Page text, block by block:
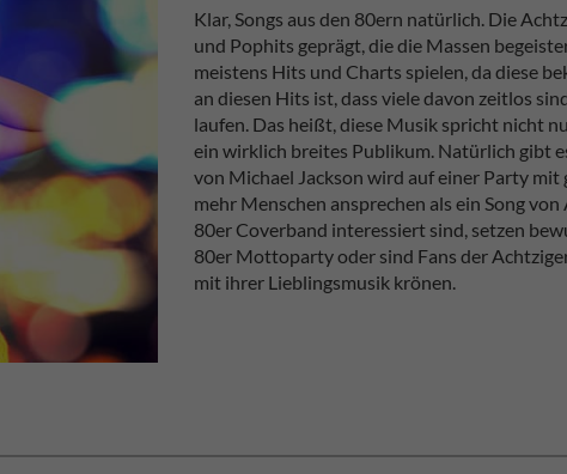
Klar, Songs aus den 80ern natürlich. Die
und Pophits geprägt, die die Massen
meistens Hits und Charts spielen, da diese
an diesen Hits ist, dass viele davon zeitlos
laufen. Das heißt, diese Musik spricht nicht
ein wirklich breites Publikum. Natürlich gibt
von Michael Jackson wird auf einer Party
mehr Menschen ansprechen als ein Song
80er Coverband interessiert sind, setzen
80er Mottoparty oder sind Fans der
mit ihrer Lieblingsmusik krönen.